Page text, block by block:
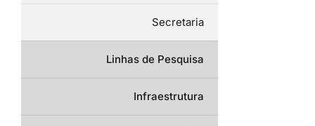
Secretaria
Linhas de Pesquisa
Infraestrutura